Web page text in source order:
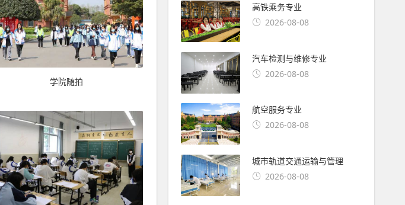
学院随拍
高铁乘务专业
2026-08-08
汽车检测与维修专业
2026-08-08
航空服务专业
2026-08-08
城市轨道交通运输与管理
2026-08-08